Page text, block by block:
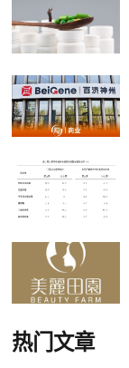
热门文章